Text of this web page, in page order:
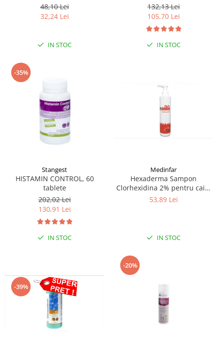
48,10 Lei
32,24 Lei
IN STOC
132,13 Lei
105,70 Lei
IN STOC
-35%
Stangest
HISTAMIN CONTROL, 60
tablete
202,02 Lei
130,91 Lei
IN STOC
Medinfar
Hexaderma Sampon
Clorhexidina 2% pentru caini
si pisici, 200 ml
53,89 Lei
IN STOC
-39%
-20%